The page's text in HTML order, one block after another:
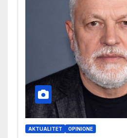
AKTUALITET OPINIONE